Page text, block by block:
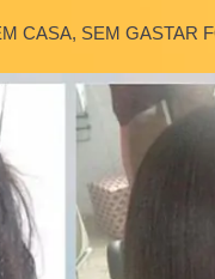
QUEM USA
EM CASA, SEM